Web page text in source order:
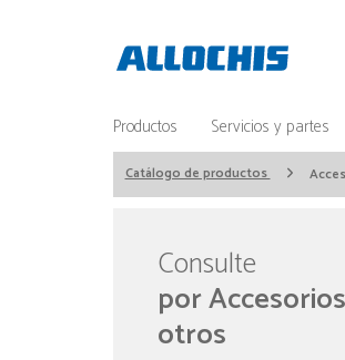
Productos Servicios y partes
Catálogo de productos
Consulte
por
otros